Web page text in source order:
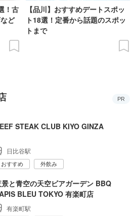
！古
ど
【品川】おすすめデートスポッ
ト18選！定番から話題のスポッ
トまで
PR
STEAK CLUB KIYO GINZA
日比谷駅
おすすめ 外飲み
と青空の天空ビアガーデン BBQ
BLEU TOKYO 有楽町店
有楽町駅